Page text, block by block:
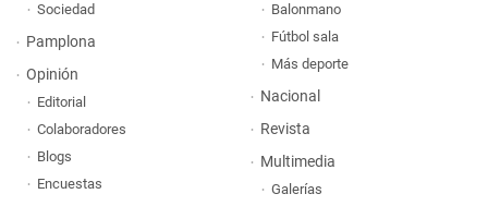
Sociedad
Pamplona
Opinión
Editorial
Colaboradores
Blogs
Encuestas
Balonmano
Fútbol sala
Más deporte
Nacional
Revista
Multimedia
Galerías